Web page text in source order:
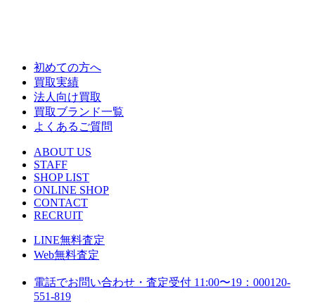
初めての方へ
買取実績
法人向け買取
買取ブランド一覧
よくあるご質問
ABOUT US
STAFF
SHOP LIST
ONLINE SHOP
CONTACT
RECRUIT
LINE無料査定
Web無料査定
電話でお問い合わせ・査定受付 11:00〜19：000120-
551-819